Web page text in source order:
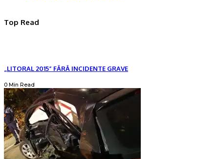
Top Read
„LITORAL 2015” FĂRĂ INCIDENTE GRAVE
0 Min Read